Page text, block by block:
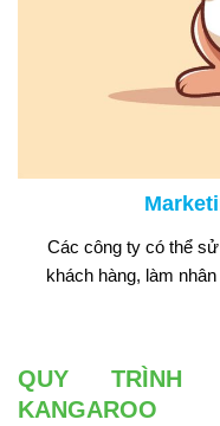
Các công ty có thể
khách hàng, làm
QUY TRÌNH
KANGAROO